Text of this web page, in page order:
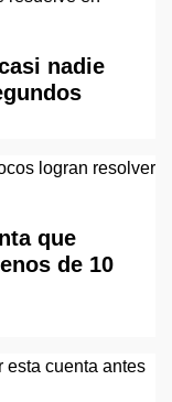
nadie
que
de 10